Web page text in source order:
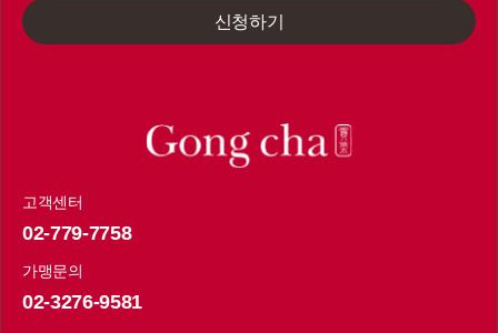
신청하기
고객센터
02-779-7758
가맹문의
02-3276-9581